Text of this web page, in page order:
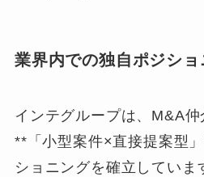
業界内での独自ポジショ
インテグループは、M&A
**「小型案件×直接提案型
ショニングを確立していま